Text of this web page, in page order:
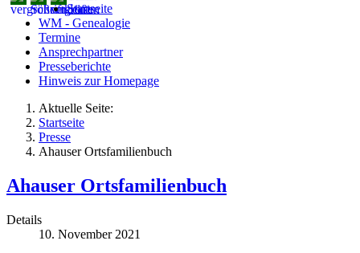
Startseite
WM - Genealogie
Termine
Ansprechpartner
Presseberichte
Hinweis zur Homepage
Aktuelle Seite:
Startseite
Presse
Ahauser Ortsfamilienbuch
Ahauser Ortsfamilienbuch
Details
10. November 2021